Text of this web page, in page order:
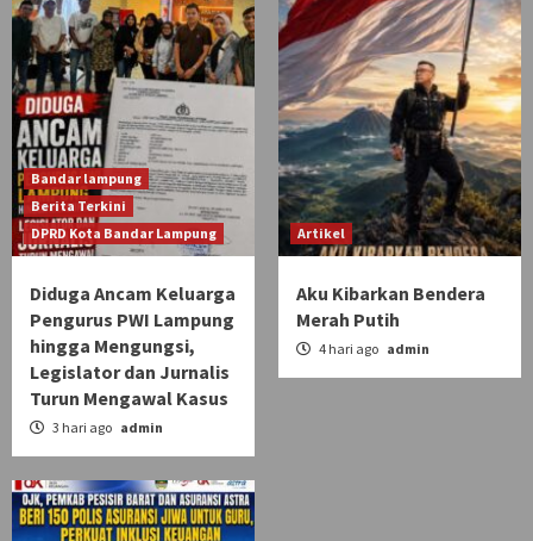
Bandar lampung
Berita Terkini
DPRD Kota Bandar Lampung
Diduga Ancam Keluarga
Pengurus PWI Lampung
hingga Mengungsi,
Legislator dan Jurnalis
Turun Mengawal Kasus
3 hari ago admin
Artikel
Aku Kibarkan Bendera
Merah Putih
4 hari ago admin